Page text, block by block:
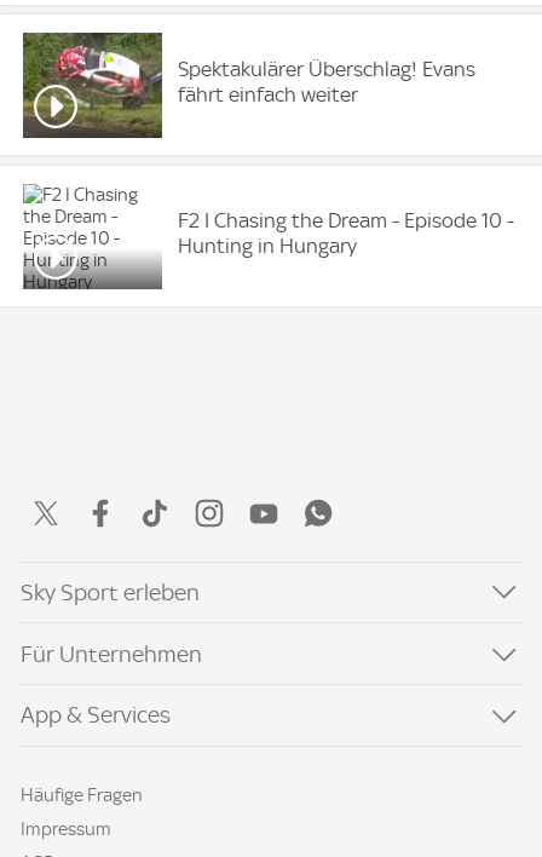
Spektakulärer Überschlag! Evans
fährt einfach weiter
F2 I Chasing the Dream - Episode 10 -
Hunting in Hungary
Sky Sport erleben
Für Unternehmen
App & Services
Häufige Fragen
Impressum